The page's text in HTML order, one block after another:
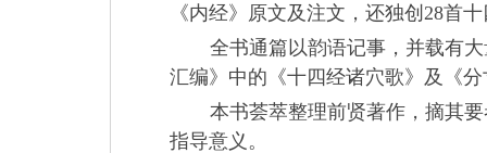
《内经》原文及注文，还独创 28首十
全书通篇以韵语记事，并载有
汇编》中的《十四经诸穴歌》及《
本书荟萃整理前贤著作，摘其
指导意义。